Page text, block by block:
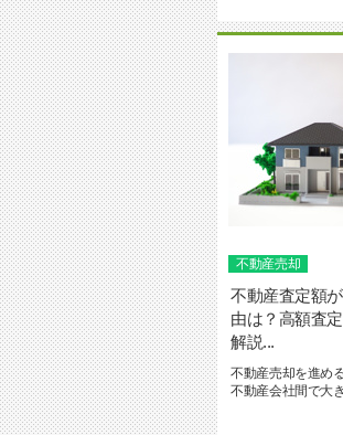
不動産売却
不動産査定額
由は？高額査
解説...
不動産売却を進め
不動産会社間で大